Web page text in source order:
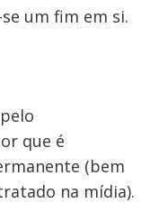
um fim em si.
que é
(bem
na mídia).